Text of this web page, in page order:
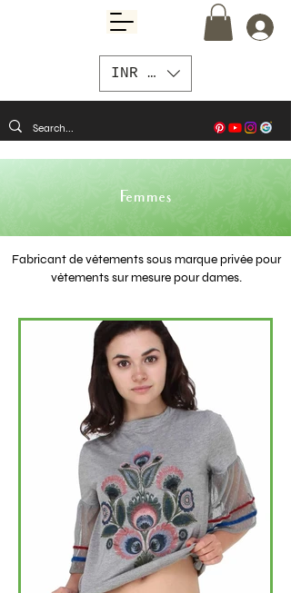
INR (₹)
Femmes
Fabricant de vêtements sous marque privée pour
vêtements sur mesure pour dames.